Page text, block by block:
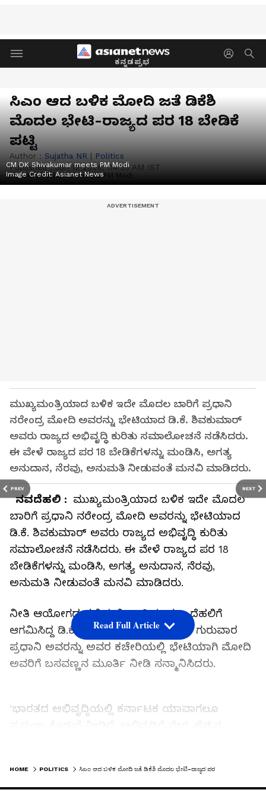
ಕನ್ನಡಪ್ರಭ
PREV NEXT
ಸಿಎಂ ಆದ ಬಳಿಕ ಮೋದಿ ಜತೆ ಡಿಕೆಶಿ
ಮೊದಲ ಭೇಟಿ-ರಾಜ್ಯದ ಪರ 18 ಬೇಡಿಕೆ
ಪಟ್ಟಿ
Author : Sujatha NR | Politics
Published :Jun 12 2026, 04:55 AM IST
CM DK Shivakumar meets PM Modi
Image Credit:Asianet News
ಮುಖ್ಯಮಂತ್ರಿಯಾದ ಬಳಿಕ ಇದೇ ಮೊದಲ ಬಾರಿಗೆ ಪ್ರಧಾನಿ
ನರೇಂದ್ರ ಮೋದಿ ಅವರನ್ನು ಭೇಟಿಯಾದ ಡಿ.ಕೆ. ಶಿವಕುಮಾರ್‌
ಅವರು ರಾಜ್ಯದ ಅಭಿವೃದ್ಧಿ ಕುರಿತು ಸಮಾಲೋಚನೆ ನಡೆಸಿದರು.
ಈ ವೇಳೆ ರಾಜ್ಯದ ಪರ 18 ಬೇಡಿಕೆಗಳನ್ನು ಮಂಡಿಸಿ, ಅಗತ್ಯ
ಅನುದಾನ, ನೆರವು, ಅನುಮತಿ ನೀಡುವಂತೆ ಮನವಿ ಮಾಡಿದರು.
ನವದೆಹಲಿ : ಮುಖ್ಯಮಂತ್ರಿಯಾದ ಬಳಿಕ ಇದೇ ಮೊದಲ
ಬಾರಿಗೆ ಪ್ರಧಾನಿ ನರೇಂದ್ರ ಮೋದಿ ಅವರನ್ನು ಭೇಟಿಯಾದ
ಡಿ.ಕೆ. ಶಿವಕುಮಾರ್‌ ಅವರು ರಾಜ್ಯದ ಅಭಿವೃದ್ಧಿ ಕುರಿತು
ಸಮಾಲೋಚನೆ ನಡೆಸಿದರು. ಈ ವೇಳೆ ರಾಜ್ಯದ ಪರ 18
ಬೇಡಿಕೆಗಳನ್ನು ಮಂಡಿಸಿ, ಅಗತ್ಯ ಅನುದಾನ, ನೆರವು,
ಅನುಮತಿ ನೀಡುವಂತೆ ಮನವಿ ಮಾಡಿದರು.
ನೀತಿ ಆಯೋಗದ ಸಭೆಯಲ್ಲಿ ಭಾಗಿಯಾಗಲು ದೆಹಲಿಗೆ
ಆಗಮಿಸಿದ್ದ ಡಿ.ಕೆ.ಶಿವಕುಮಾರ್‌ ಸಭೆಯ ಬಳಿಕ ಗುರುವಾರ
ಪ್ರಧಾನಿ ಅವರನ್ನು ಅವರ ಕಚೇರಿಯಲ್ಲಿ ಭೇಟಿಯಾಗಿ ಮೋದಿ
ಅವರಿಗೆ ಬಸವಣ್ಣನ ಮೂರ್ತಿ ನೀಡಿ ಸನ್ಮಾನಿಸಿದರು.
‘ಭಾರತದ ಅಭಿವೃದ್ಧಿಯಲ್ಲಿ ಕರ್ನಾಟಕ ಯಾವಾಗಲೂ
ಮಾಡಲು ಎದುರು ನೋಡುತ್ತಿದ್ದೇನೆ’ ಎಂದು ಹೇಳಿದರು.
Read Full Article
HOME POLITICS